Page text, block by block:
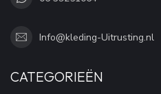
Info@kleding-Uitrusting.nl
CATEGORIEËN